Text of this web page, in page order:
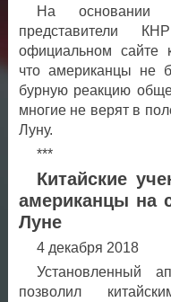
На основании
представители
официальном сайте
что американцы не
бурную реакцию
многие не верят в
Луну.
***
Китайские
американцы на
Луне
4 декабря 2018
Установленный
позволил